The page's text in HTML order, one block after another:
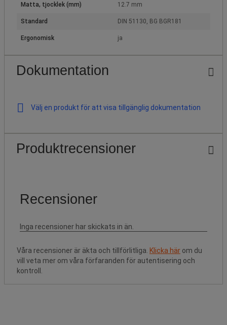
Matta, tjocklek (mm) 12.7 mm
Standard DIN 51130, BG BGR181
Ergonomisk ja
Dokumentation
Välj en produkt för att visa tillgänglig dokumentation
Produktrecensioner
Våra recensioner är äkta och tillförlitliga. Klicka här om du
vill veta mer om våra förfaranden för autentisering och
kontroll.